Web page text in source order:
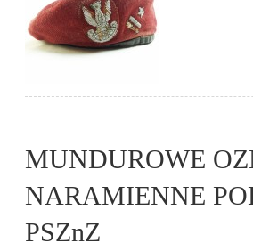
MUNDUROWE
NARAMIENNE
PSZnZ